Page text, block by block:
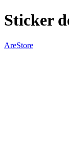
Sticker
AreStore